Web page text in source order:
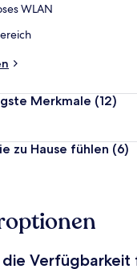
WLAN
Merkmale (12)
zu Hause fühlen (6)
Verfügbarkeit